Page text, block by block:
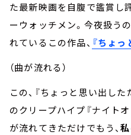
た最新映画を自腹で鑑賞し
ーウォッチメン。今夜扱う
れているこの作品、 『ちょ
（曲が流れる）
この、『ちょっと思い出し
のクリープハイプ『ナイト
が流れてきただけでもう、